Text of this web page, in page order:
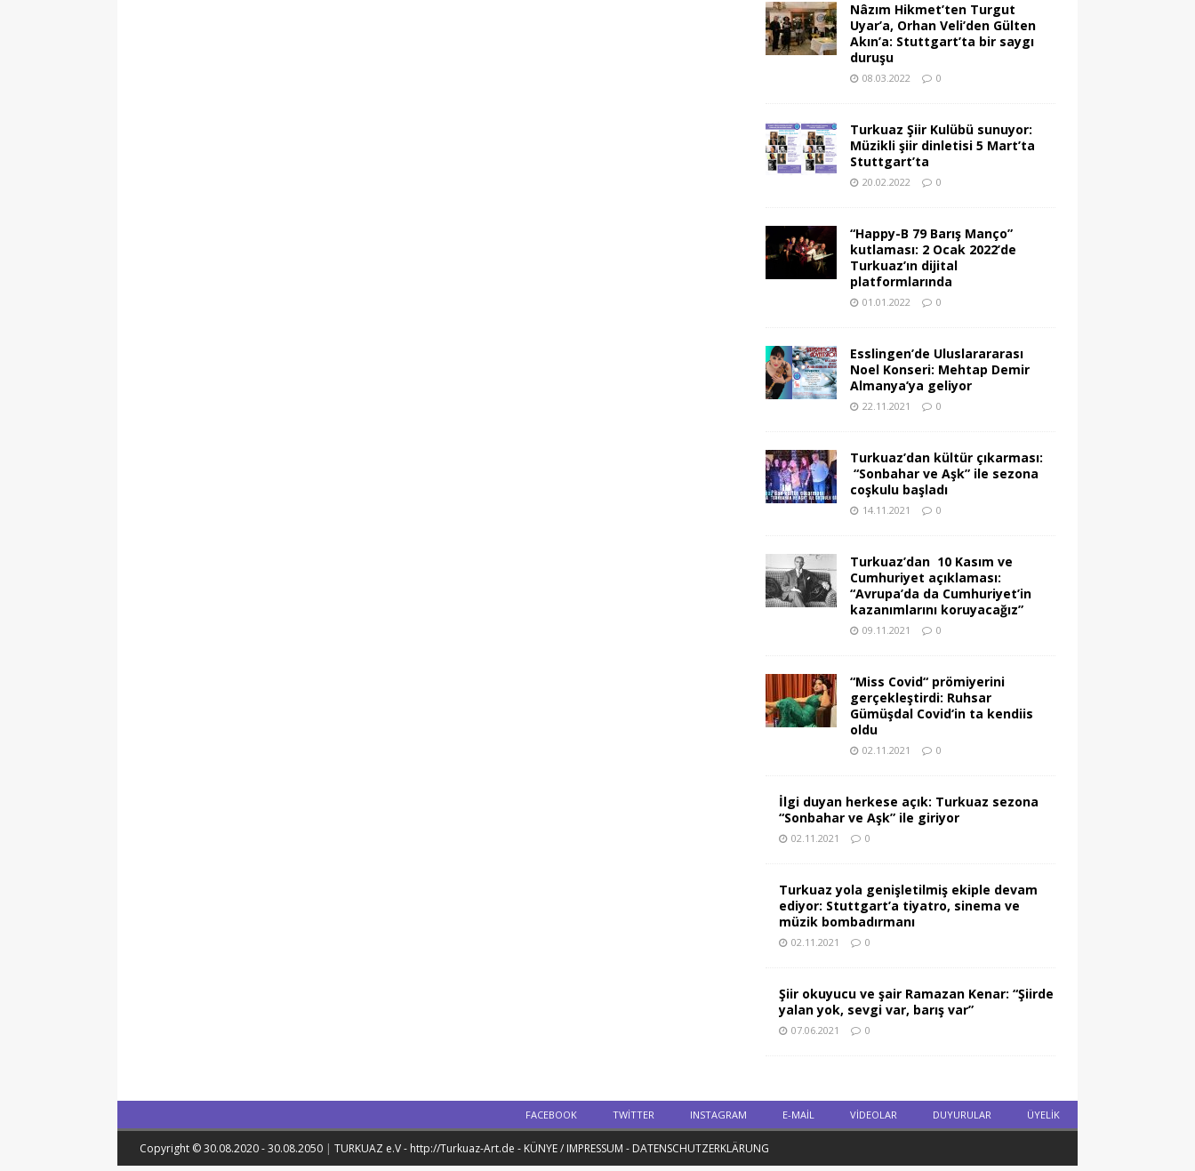
Nâzım Hikmet’ten Turgut
Uyar’a, Orhan Veli’den Gülten
Akın’a: Stuttgart’ta bir saygı
duruşu
08.03.2022 0
Turkuaz Şiir Kulübü sunuyor:
Müzikli şiir dinletisi 5 Mart’ta
Stuttgart’ta
20.02.2022 0
“Happy-B 79 Barış Manço”
kutlaması: 2 Ocak 2022’de
Turkuaz’ın dijital
platformlarında
01.01.2022 0
Esslingen’de Uluslarararası
Noel Konseri: Mehtap Demir
Almanya’ya geliyor
22.11.2021 0
Turkuaz’dan kültür çıkarması:
“Sonbahar ve Aşk” ile sezona
coşkulu başladı
14.11.2021 0
Turkuaz’dan 10 Kasım ve
Cumhuriyet açıklaması:
“Avrupa’da da Cumhuriyet’in
kazanımlarını koruyacağız”
09.11.2021 0
“Miss Covid“ prömiyerini
gerçekleştirdi: Ruhsar
Gümüşdal Covid‘in ta kendiis
oldu
02.11.2021 0
İlgi duyan herkese açık: Turkuaz sezona
“Sonbahar ve Aşk” ile giriyor
02.11.2021 0
Turkuaz yola genişletilmiş ekiple devam
ediyor: Stuttgart’a tiyatro, sinema ve
müzik bombadırmanı
02.11.2021 0
Şiir okuyucu ve şair Ramazan Kenar: “Şiirde
yalan yok, sevgi var, barış var”
07.06.2021 0
FACEBOOK TWITTER INSTAGRAM E-MAIL VIDEOLAR DUYURULAR ÜYELİK
Copyright © 30.08.2020 - 30.08.2050 | TURKUAZ e.V - http://Turkuaz-Art.de - KÜNYE / IMPRESSUM - DATENSCHUTZERKLÄRUNG